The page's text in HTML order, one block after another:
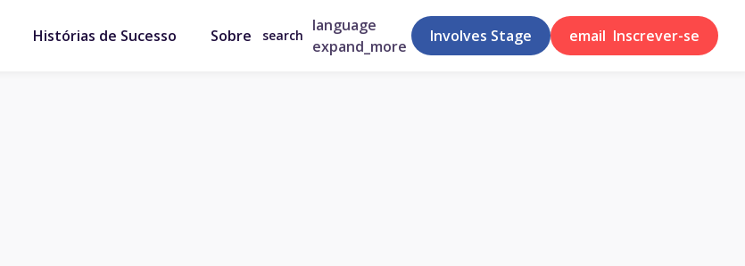
Histórias de Sucesso Sobre search
language
expand_more
Involves Stage email Inscrever-se